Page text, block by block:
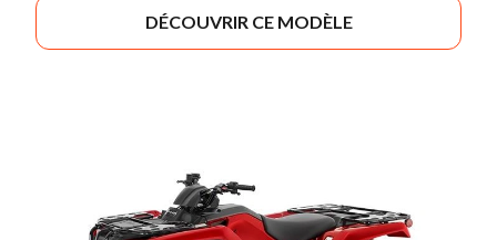
DÉCOUVRIR CE MODÈLE